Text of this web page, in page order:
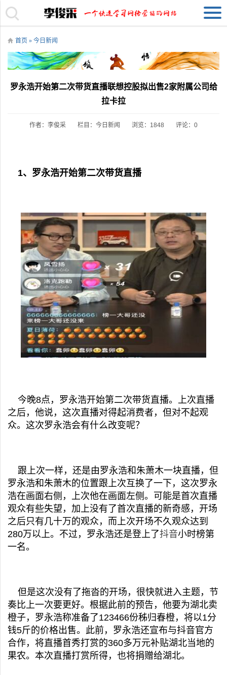
首页 » 今日新闻
罗永浩开始第二次带货直播联想控股拟出售2家附属公司给
拉卡拉
作者：李俊采 栏目： 今日新闻 浏览：1848 评论：0
1、罗永浩开始第二次带货直播
今晚8点，罗永浩开始第二次带货直播。上次直播
之后，他说，这次直播对得起消费者，但对不起观
众。这次罗永浩会有什么改变呢？
跟上次一样，还是由罗永浩和朱萧木一块直播，但
罗永浩和朱萧木的位置跟上次互换了一下，这次罗永
浩在画面右侧，上次他在画面左侧。可能是首次直播
观众有些失望，加上没有了首次直播的新奇感，开场
之后只有几十万的观众，而上次开场不久观众达到
280万以上。不过，罗永浩还是登上了抖音小时榜第
一名。
但是这次没有了拖沓的开场，很快就进入主题，节
奏比上一次要更好。根据此前的预告，他要为湖北卖
橙子，罗永浩称准备了123466份秭归春橙，将以1分
钱5斤的价格出售。此前，罗永浩还宣布与抖音官方
合作，将直播首秀打赏的360多万元补贴湖北当地的
果农。本次直播打赏所得，也将捐赠给湖北。